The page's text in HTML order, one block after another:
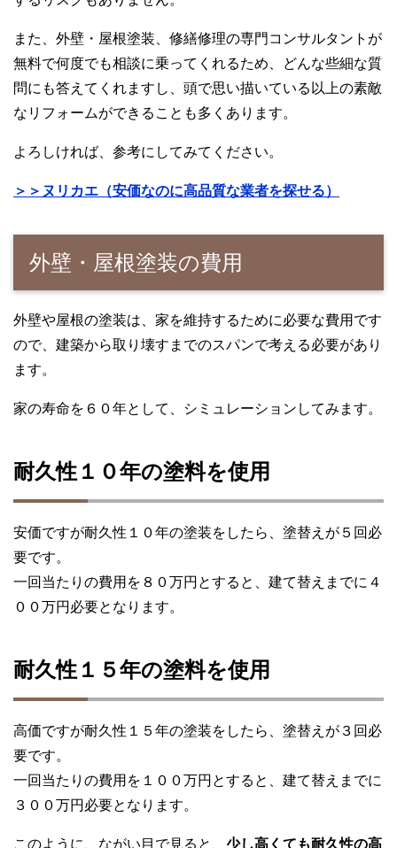
また、外壁・屋根塗装、修繕修理の専門コンサルタントが
無料で何度でも相談に乗ってくれるため、どんな些細な質
問にも答えてくれますし、頭で思い描いている以上の素敵
なリフォームができることも多くあります。
よろしければ、参考にしてみてください。
＞＞ヌリカエ（安価なのに高品質な業者を探せる）
外壁・屋根塗装の費用
外壁や屋根の塗装は、家を維持するために必要な費用です
ので、建築から取り壊すまでのスパンで考える必要があり
ます。
家の寿命を６０年として、シミュレーションしてみます。
耐久性１０年の塗料を使用
安価ですが耐久性１０年の塗装をしたら、塗替えが５回必
要です。
一回当たりの費用を８０万円とすると、建て替えまでに４
００万円必要となります。
耐久性１５年の塗料を使用
高価ですが耐久性１５年の塗装をしたら、塗替えが３回必
要です。
一回当たりの費用を１００万円とすると、建て替えまでに
３００万円必要となります。
このように、ながい目で見ると、 少し高くても耐久性の高